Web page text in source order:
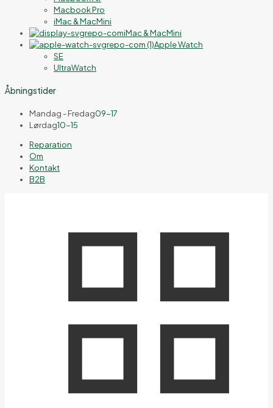
Macbook Pro
iMac & MacMini
iMac & MacMini
Apple Watch
SE
UltraWatch
Åbningstider
Mandag - Fredag09-17
Lørdag10-15
Reparation
Om
Kontakt
B2B